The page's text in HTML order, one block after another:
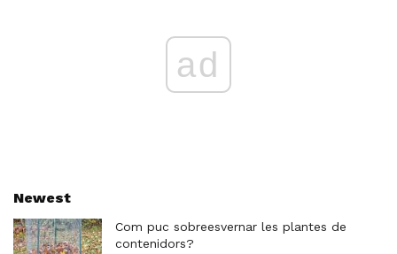
ad
Newest
Com puc sobreesvernar les plantes de
contenidors?